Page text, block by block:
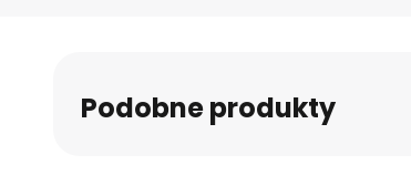
Podobne produkty